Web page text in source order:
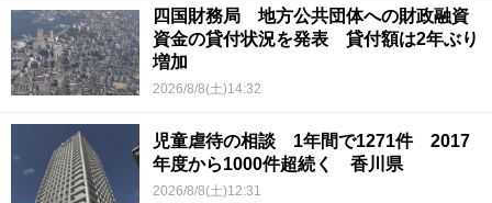
四国財務局 地方公共団体への財政融資
資金の貸付状況を発表 貸付額は2年ぶり
増加
2026/8/8(土)14:32
児童虐待の相談 1年間で1271件 2017
年度から1000件超続く 香川県
2026/8/8(土)12:31